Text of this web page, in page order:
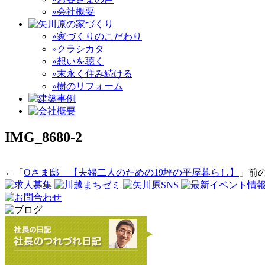
»会社概要
»家づくりのこだわり
»クラシカタ
»想いを聴く
»末永く住み続ける
»樹のリフォーム
IMG_8680-2
←「 Oさま邸＿【夫婦二人のための19坪の平屋暮らし】 」前